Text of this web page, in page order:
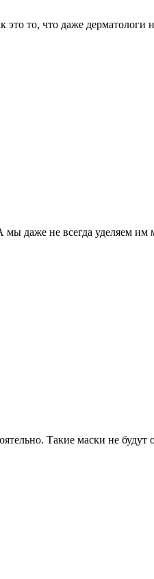
то, что даже дерматологи
даже не всегда уделяем
Такие маски не